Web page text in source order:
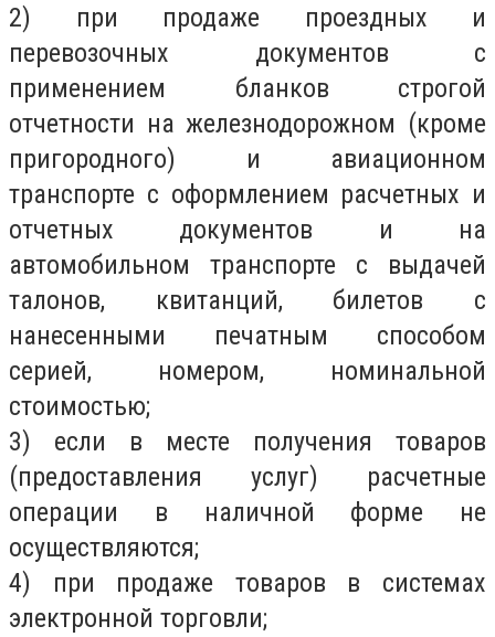
2) при продаже проездных и
перевозочных документов с
применением бланков строгой
отчетности на железнодорожном (кроме
пригородного) и авиационном
транспорте с оформлением расчетных и
отчетных документов и на
автомобильном транспорте с выдачей
талонов, квитанций, билетов с
нанесенными печатным способом
серией, номером, номинальной
стоимостью;
3) если в месте получения товаров
(предоставления услуг) расчетные
операции в наличной форме не
осуществляются;
4) при продаже товаров в системах
электронной торговли;